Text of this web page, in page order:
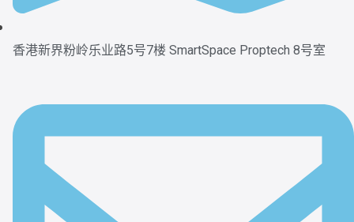
香港新界粉岭乐业路5号7楼 SmartSpace Proptech 8号室